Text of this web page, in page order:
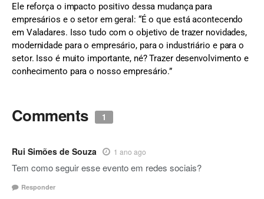
Ele reforça o impacto positivo dessa mudança para
empresários e o setor em geral: “É o que está acontecendo
em Valadares. Isso tudo com o objetivo de trazer novidades,
modernidade para o empresário, para o industriário e para o
setor. Isso é muito importante, né? Trazer desenvolvimento e
conhecimento para o nosso empresário.”
Comments 1
Rui Simões de Souza 1 ano ago
Tem como seguir esse evento em redes sociais?
Responder